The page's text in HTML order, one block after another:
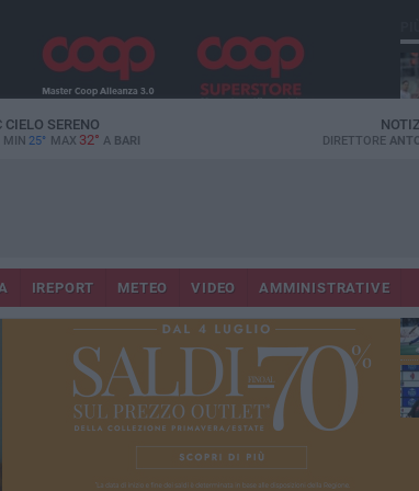
CIELO SERENO
MIN 25° MAX 32° A BARI DIRETTORE
IREPORT METEO VIDEO AMMINISTRATIVE